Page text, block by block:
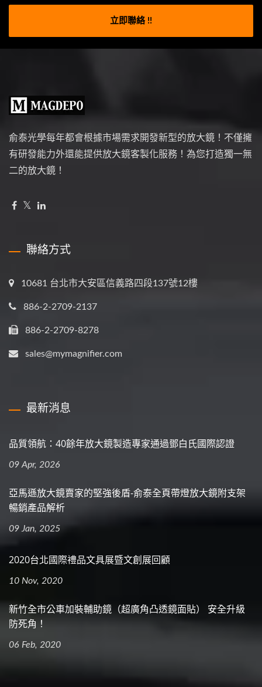
立即聯絡 !!
俞泰光學每年都會根據市場需求開發新型的放大鏡！不僅擁
有研發能力外還能提供放大鏡客製化服務！為您打造獨一無
二的放大鏡！
聯絡方式
10681 台北市大安區信義路四段137號12樓
886-2-2709-2137
886-2-2709-8278
sales@mymagnifier.com
最新消息
品質領航：40餘年放大鏡製造專家通過鄧白氏國際認證
09 Apr, 2026
亞馬遜放大鏡賣家的堅強後盾-俞泰全頁帶燈放大鏡附支架
暢銷產品解析
09 Jan, 2025
2020台北國際禮品文具展暨文創展回顧
10 Nov, 2020
新竹全市公車加裝輔助鏡（超廣角凸透鏡面貼） 安全升級
防死角！
06 Feb, 2020